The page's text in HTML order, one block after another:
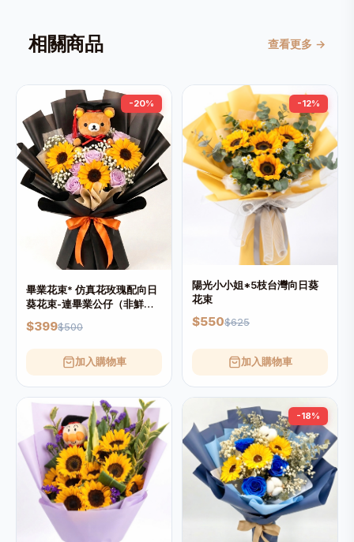
相關商品 查看更多 →
-20%
畢業花束* 仿真花玫瑰配向日
葵花束-連畢業公仔（非鮮
花）
$399$500
加入購物車
-12%
陽光小小姐*5枝台灣向日葵
花束
$550$625
加入購物車
-18%